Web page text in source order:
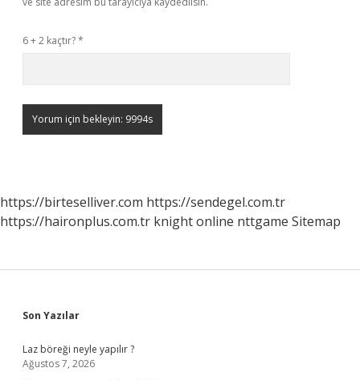
6 + 2 kaçtır?*
https://birteselliver.com https://sendegel.com.tr
https://haironplus.com.tr knight online nttgame Sitemap
Sidebar
Son Yazılar
Laz böreği neyle yapılır ?
Ağustos 7, 2026